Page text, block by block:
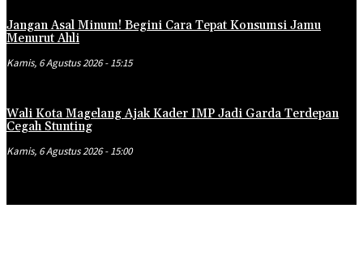
Jangan Asal Minum! Begini Cara Tepat Konsumsi Jamu
Menurut Ahli
Kamis, 6 Agustus 2026 - 15:15
Wali Kota Magelang Ajak Kader IMP Jadi Garda Terdepan
Cegah Stunting
Kamis, 6 Agustus 2026 - 15:00